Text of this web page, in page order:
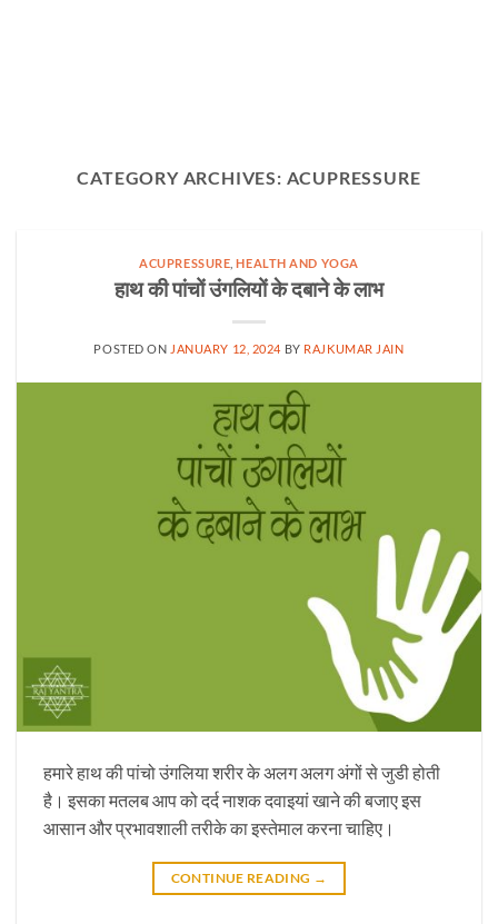
CATEGORY ARCHIVES: ACUPRESSURE
ACUPRESSURE ,HEALTH AND YOGA
हाथ की पांचों उंगलियों के दबाने के लाभ
POSTED ON JANUARY 12, 2024 BY RAJKUMAR JAIN
हमारे हाथ की पांचो उंगलिया शरीर के अलग अलग अंगों से जुडी होती
है। इसका मतलब आप को दर्द नाशक दवाइयां खाने की बजाए इस
आसान और प्रभावशाली तरीके का इस्तेमाल करना चाहिए।
CONTINUE READING →